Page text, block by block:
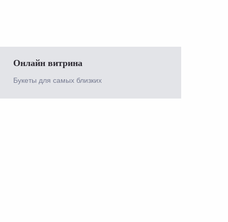
Онлайн витрина
Букеты для самых близких